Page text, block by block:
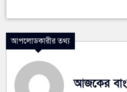
আপলোডকারীর তথ্য
আজকের